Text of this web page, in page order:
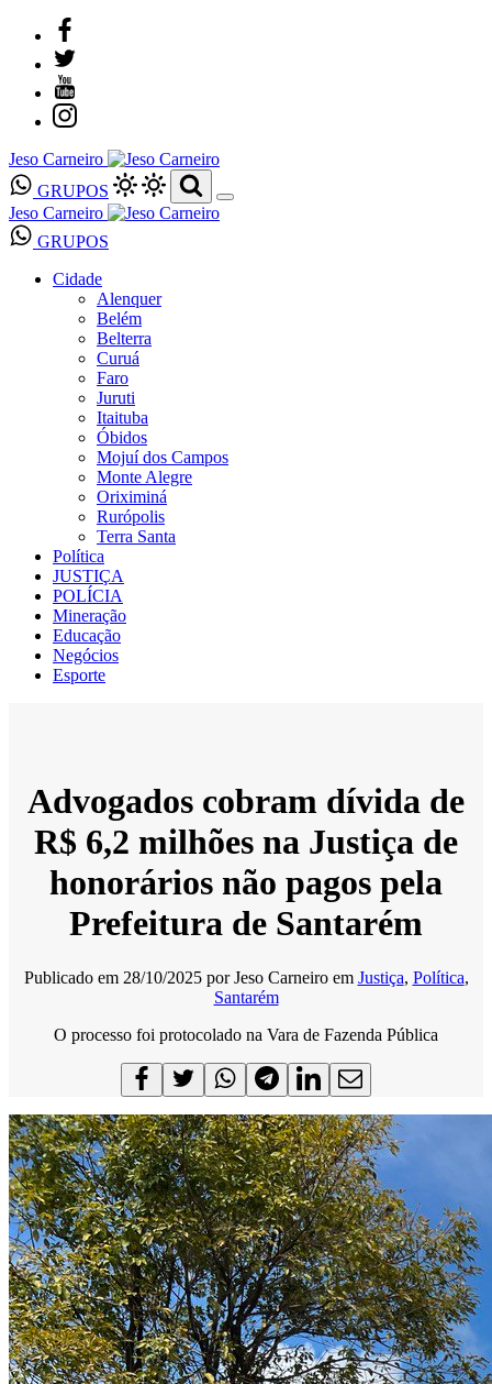
Jeso Carneiro
GRUPOS
Jeso Carneiro
GRUPOS
Cidade
Alenquer
Belém
Belterra
Curuá
Faro
Juruti
Itaituba
Óbidos
Mojuí dos Campos
Monte Alegre
Oriximiná
Rurópolis
Terra Santa
Política
JUSTIÇA
POLÍCIA
Mineração
Educação
Negócios
Esporte
Advogados cobram dívida de
R$ 6,2 milhões na Justiça de
honorários não pagos pela
Prefeitura de Santarém
Publicado em 28/10/2025 porJeso Carneiro em Justiça, Política,
Santarém
O processo foi protocolado na Vara de Fazenda Pública